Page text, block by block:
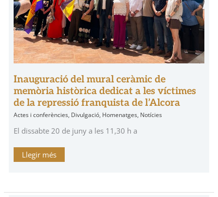
Inauguració del mural ceràmic de
memòria històrica dedicat a les víctimes
de la repressió franquista de l’Alcora
Actes i conferències, Divulgació, Homenatges, Notícies
El dissabte 20 de juny a les 11,30 h a
Llegir més